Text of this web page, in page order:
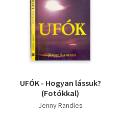
UFÓK - Hogyan lássuk?
(Fotókkal)
Jenny Randles